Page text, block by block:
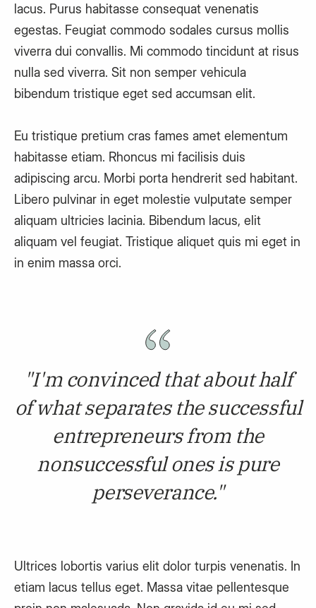
lacus. Purus habitasse consequat venenatis
egestas. Feugiat commodo sodales cursus mollis
viverra dui convallis. Mi commodo tincidunt at risus
nulla sed viverra. Sit non semper vehicula
bibendum tristique eget sed accumsan elit.
Eu tristique pretium cras fames amet elementum
habitasse etiam. Rhoncus mi facilisis duis
adipiscing arcu. Morbi porta hendrerit sed habitant.
Libero pulvinar in eget molestie vulputate semper
aliquam ultricies lacinia. Bibendum lacus, elit
aliquam vel feugiat. Tristique aliquet quis mi eget in
in enim massa orci.
"I'm convinced that about half
of what separates the successful
entrepreneurs from the
nonsuccessful ones is pure
perseverance."
Ultrices lobortis varius elit dolor turpis venenatis. In
etiam lacus tellus eget. Massa vitae pellentesque